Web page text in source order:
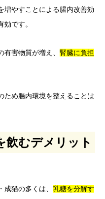
増やすことによる腸内改善効
です。
害物質が増え、 腎臓に負担
ため腸内環境を整えることは
飲むデメリット
猫の多くは、 乳糖を分解す